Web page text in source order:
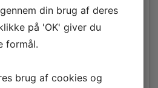
Seasoning Mixed
din brug af deres
på 'OK' giver du
formål.
brug af cookies og